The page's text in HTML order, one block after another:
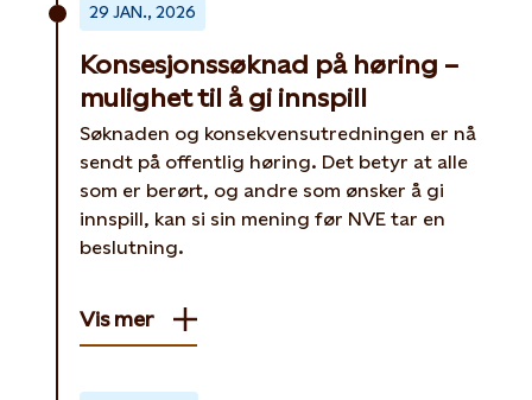
29 JAN., 2026
Konsesjonssøknad på høring –
mulighet til å gi innspill
Søknaden og konsekvensutredningen er nå
sendt på offentlig høring. Det betyr at alle
som er berørt, og andre som ønsker å gi
innspill, kan si sin mening før NVE tar en
beslutning.
Vis mer